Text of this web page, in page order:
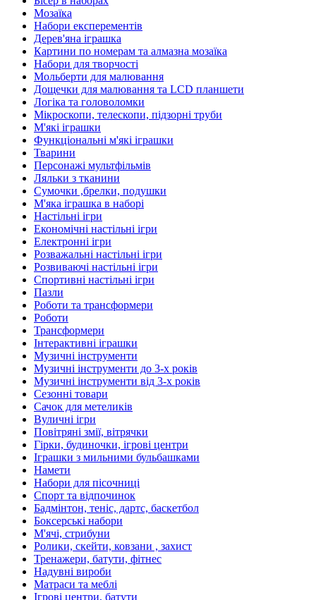
Мозаїка
Набори експерементів
Дерев'яна іграшка
Картини по номерам та алмазна мозаїка
Набори для творчості
Мольберти для малювання
Дощечки для малювання та LCD планшети
Логіка та головоломки
Мікроскопи, телескопи, підзорні труби
М'які іграшки
Функціональні м'які іграшки
Тварини
Персонажі мультфільмів
Ляльки з тканини
Сумочки ,брелки, подушки
М'яка іграшка в наборі
Настільні ігри
Економічні настільні ігри
Електронні ігри
Розважальні настільні ігри
Розвиваючі настільні ігри
Спортивні настільні ігри
Пазли
Роботи та трансформери
Роботи
Трансформери
Інтерактивні іграшки
Музичні інструменти
Музичні інструменти до 3-х років
Музичні інструменти від 3-х років
Сезонні товари
Сачок для метеликів
Вуличні ігри
Повітряні змії, вітрячки
Гірки, будиночки, ігрові центри
Іграшки з мильними бульбашками
Намети
Набори для пісочниці
Спорт та відпочинок
Бадмінтон, теніс, дартс, баскетбол
Боксерські набори
М'ячі, стрибуни
Ролики, скейти, ковзани , захист
Тренажери, батути, фітнес
Надувні вироби
Матраси та меблі
Ігрові центри, батути